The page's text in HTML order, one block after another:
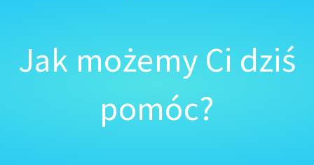
Jak możemy Ci dziś
pomóc?